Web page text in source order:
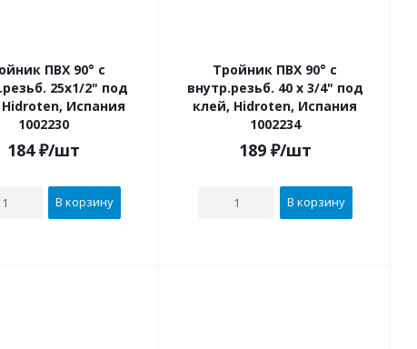
ПВХ 90° с
25х1/2" под
Испания
1002230
184₽/шт
В корзину
Тройник ПВХ 90° с
внутр.резьб. 40 х 3/4" под
клей, Hidroten, Испания
1002234
189₽/шт
В корзину